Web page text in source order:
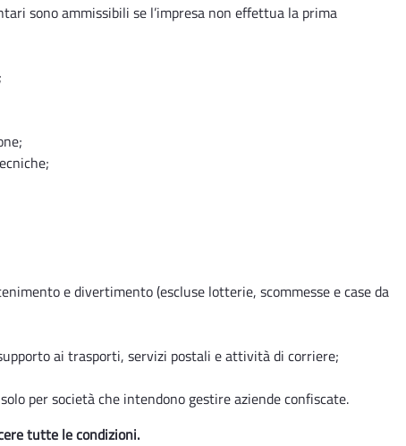
sono ammissibili se l’impresa non effettua la prima
e divertimento (escluse lotterie, scommesse e case da
ai trasporti, servizi postali e attività di corriere;
per società che intendono gestire aziende confiscate.
tutte le condizioni.